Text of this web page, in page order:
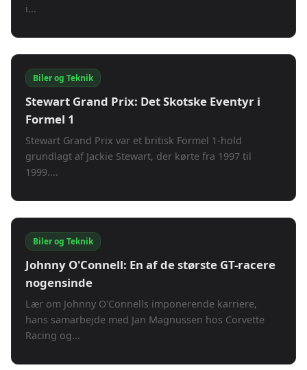
i...
Biler og Teknik
Stewart Grand Prix: Det Skotske Eventyr i
Formel 1
Stewart Grand Prix var et britisk Formel 1-hold
grundlagt af Jackie Stewart, der kørte fra 1997 til
1999....
Biler og Teknik
Johnny O'Connell: En af de største GT-racere
nogensinde
Lær om Johnny O'Connells imponerende karriere,
hans samarbejde med Jan Magnussen hos Corvette
Racing og...